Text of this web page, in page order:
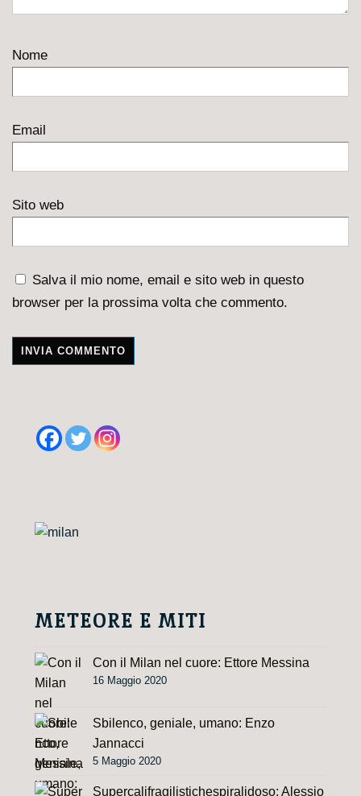
Nome
Email
Sito web
Salva il mio nome, email e sito web in questo
browser per la prossima volta che commento.
METEORE E MITI
Con il Milan nel cuore: Ettore Messina
16 Maggio 2020
Sbilenco, geniale, umano: Enzo
Jannacci
5 Maggio 2020
Supercalifragilistichespiralidoso: Alessio